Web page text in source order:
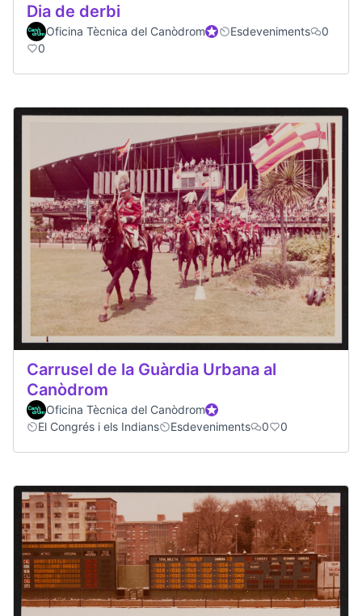
Dia de derbi
Oficina Tècnica del CanòdromParticipant oficial
Esdeveniments
0
0
Carrusel de la Guàrdia Urbana al
Canòdrom
Oficina Tècnica del CanòdromParticipant oficial
El Congrés i els Indians
Esdeveniments 0 0